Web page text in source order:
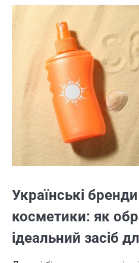
Українські
косметики: як
ідеальний засіб